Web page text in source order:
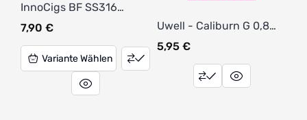
InnoCigs BF SS316
Heads (5 Stück pro
Packung)
7,90 €
Variante Wählen
Uwell - Caliburn G 0,8
Ohm Head (4 Stück pro
Packung)
5,95 €